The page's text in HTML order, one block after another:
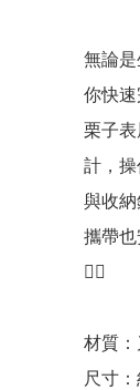
無論
你快
栗子
計，
與收
攜帶
👍🏻
材質
尺寸